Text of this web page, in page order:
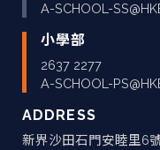
A-SCHOOL-
小學部
2637 2277
A-SCHOOL-
ADDRESS
新界沙田石門安睦里6